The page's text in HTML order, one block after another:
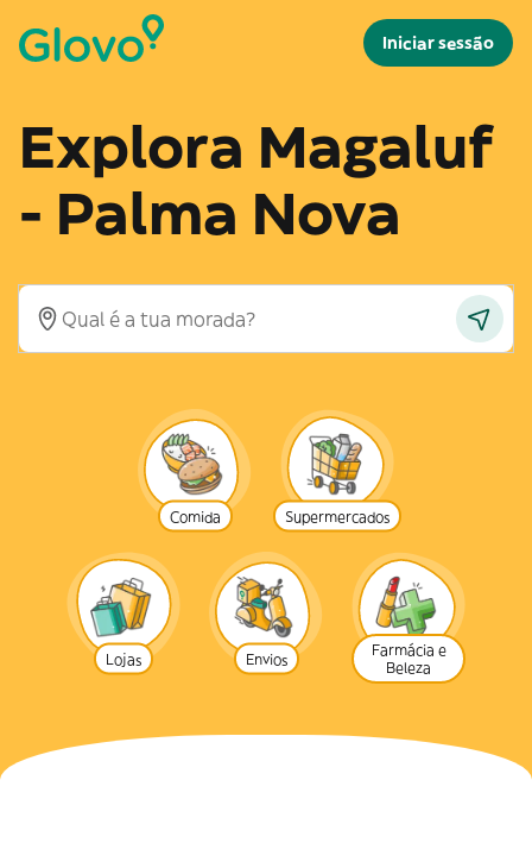
Iniciar sessão
Explora Magaluf
- Palma Nova
Comida Supermercados
Lojas Envios
Farmácia e
Beleza